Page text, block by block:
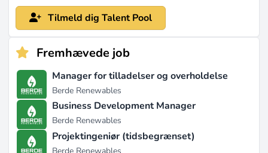
Tilmeld dig Talent Pool
Fremhævede job
Manager for tilladelser og overholdelse
Berde Renewables
Business Development Manager
Berde Renewables
Projektingeniør (tidsbegrænset)
Berde Renewables